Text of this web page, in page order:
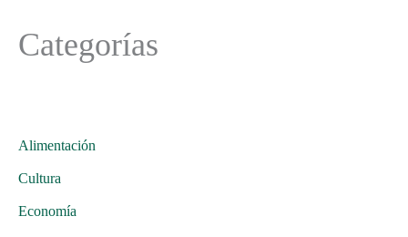
Categorías
Alimentación
Cultura
Economía